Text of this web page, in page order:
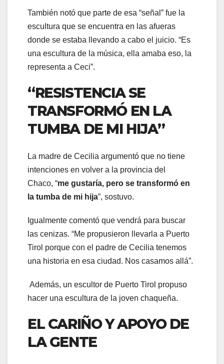
También notó que parte de esa “señal” fue la
escultura que se encuentra en las afueras
donde se estaba llevando a cabo el juicio. “Es
una escultura de la música, ella amaba eso, la
representa a Ceci”.
“RESISTENCIA SE
TRANSFORMÓ EN LA
TUMBA DE MI HIJA”
La madre de Cecilia argumentó que no tiene
intenciones en volver a la provincia del
Chaco, “me gustaría, pero se transformó en
la tumba de mi hija”, sostuvo.
Igualmente comentó que vendrá para buscar
las cenizas. “Me propusieron llevarla a Puerto
Tirol porque con el padre de Cecilia tenemos
una historia en esa ciudad. Nos casamos allá”.
Además, un escultor de Puerto Tirol propuso
hacer una escultura de la joven chaqueña.
EL CARIÑO Y APOYO DE
LA GENTE